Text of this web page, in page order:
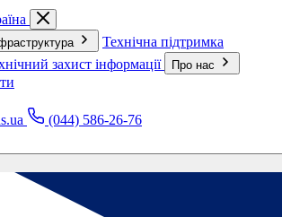
Технічна підтримка
захист інформації Про нас
(044) 586-26-76